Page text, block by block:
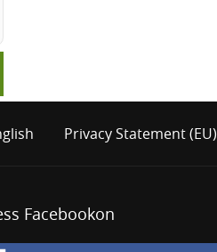
Privacy Statement (EU)
Facebookon